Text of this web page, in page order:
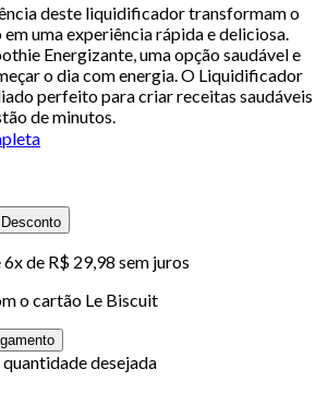
deste liquidificador transformam o
uma experiência rápida e deliciosa.
Energizante, uma opção saudável e
o dia com energia. O Liquidificador
perfeito para criar receitas saudáveis
de minutos.
Desconto
6x de R$ 29,98 sem juros
o cartão Le Biscuit
desejada